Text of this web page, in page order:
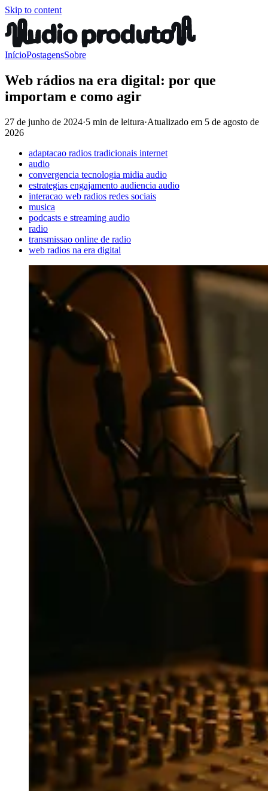
Skip to content
InícioPostagensSobre
Web rádios na era digital: por que
importam e como agir
27 de junho de 2024·5 min de leitura·Atualizado em 5 de agosto de
2026
adaptacao radios tradicionais internet
audio
convergencia tecnologia midia audio
estrategias engajamento audiencia audio
interacao web radios redes sociais
musica
podcasts e streaming audio
radio
transmissao online de radio
web radios na era digital